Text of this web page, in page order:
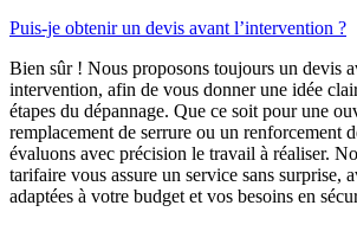
Puis-je obtenir un devis avant l’intervention ?
Bien sûr ! Nous proposons toujours un devis
intervention, afin de vous donner une idée
étapes du dépannage. Que ce soit pour une
remplacement de serrure ou un renforcement
évaluons avec précision le travail à réaliser.
tarifaire vous assure un service sans surprise,
adaptées à votre budget et vos besoins en